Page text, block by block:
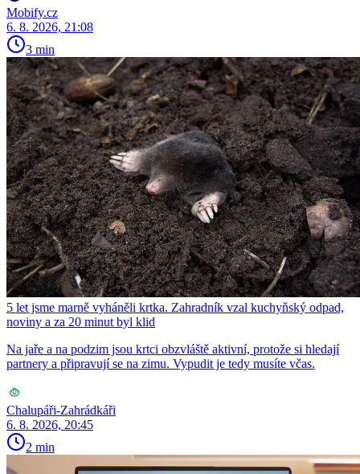
Mobify.cz
6. 8. 2026, 21:08
3 min
5 let jsme marně vyháněli krtka. Zahradník vzal kuchyňský odpad,
noviny a za 20 minut byl klid
Na jaře a na podzim jsou krtci obzvláště aktivní, protože si hledají
partnery a připravují se na zimu. Vypudit je tedy musíte včas.
Chalupáři-Zahrádkáři
6. 8. 2026, 20:45
2 min